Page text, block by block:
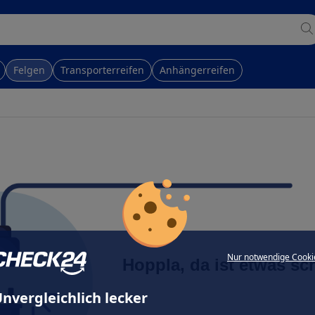
Nur notwendige
lecker
Felgen Transporterreifen Anhängerreifen
Hoppla, da ist etwas